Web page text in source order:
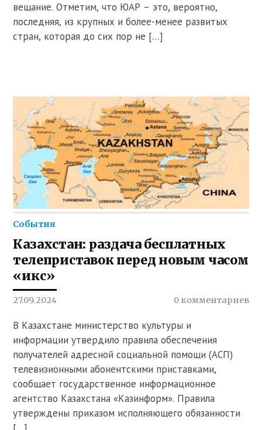
вещание. Отметим, что ЮАР – это, вероятно,
последняя, из крупных и более-менее развитых
стран, которая до сих пор не […]
События
Казахстан: раздача бесплатных
телеприставок перед новым часом
«икс»
27.09.2024 0 комментариев
В Казахстане министерство культуры и
информации утвердило правила обеспечения
получателей адресной социальной помощи (АСП)
телевизионными абонентскими приставками,
сообщает государственное информационное
агентство Казахстана «Казинформ». Правила
утверждены приказом исполняющего обязанности